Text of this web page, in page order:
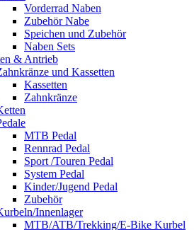
Vorderrad Naben
Zubehör Nabe
Speichen und Zubehör
Naben Sets
& Antrieb
und Kassetten
Kassetten
Zahnkränze
MTB Pedal
Rennrad Pedal
Sport /Touren Pedal
System Pedal
Kinder/Jugend Pedal
Zubehör
Innenlager
MTB/ATB/Trekking/E-Bike Kurbel